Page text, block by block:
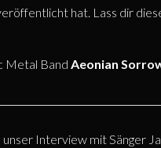
hat. Lass dir
Metal Band Aeonian
Interview mit Sänger